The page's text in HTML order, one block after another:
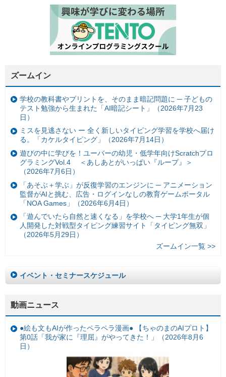
ズームイン
学校の教科書やプリントを、そのまま暗記問題に ─ 子どもの
テスト勉強から生まれた「AI暗記シート」（2026年7月23
日）
ミスを見逃さない ー 全く新しいタイピング学習を学校へ届け
る。「カケルタイピング」（2026年7月14日）
遊びの中に学びを！ユーバーの幼児・低学年向けScratchプロ
グラミングVol.4 ＜あしあとがいっぱい『ループ』＞
（2026年7月6日）
「あそぶ＋学ぶ」が反復学習のエンジンに ─ アニメーション
監督がAIと挑む、広告・ログインなしの教育ゲームポータル
「NOA Games」（2026年6月4日）
「遊んでいたら自然と速くなる」を学校へ ─ 大学1年生が個
人開発した対戦型タイピング練習サイト「タイピング無双」
（2026年5月29日）
ズームイン一覧 >>
イベント・セミナースケジュール
動画ニュース
●絵も文もAIが作ったペラペラ漫画● 【ちゃのまのAIプロト】
第0話「我が家に『理屈』がやってきた！」（2026年8月6
日）